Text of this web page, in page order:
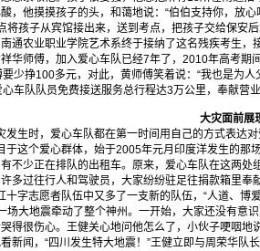
，他摸摸孩子的头，和蔼地说：“伯伯支持你，放
将孩子从宾馆接出来，送到考点，把孩子交给保安
通农业职业学院艺术系终于接纳了这名残疾考生，
华师傅，加入爱心车队已经7年了，2010年高考
少挣100多元，对此，黄师傅笑着说：“我也是为
车队队员免费接送服务总行程达3万公里，奉献营业
大灾面前展
生时，爱心车队都在第一时间用自己的方式表达对
这个爱心群体，始于2005年元月印度洋发生的那
不少正在排队的出租车。原来，爱心车队在这两
多过往行人和驾驶员，大家纷纷驻足往捐款箱里
字志愿者队伍中又多了一支新的队伍，“人道、博
大地震牵动了整个神州。一开始，大家还没有意
得很伤心。王健关心地问他怎么了，小伙子哽咽
新闻，“四川发生特大地震！”王健立即与周荣华